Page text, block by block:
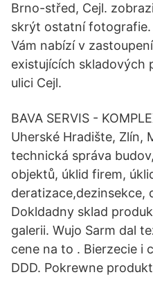
Brno-střed, Cejl.
skrýt ostatní fotografie.
Vám nabízí v
existujících skladových
ulici Cejl.
BAVA SERVIS -
Uherské Hradište, Zlín,
technická správa
objektů, úklid firem,
deratizace,dezinsekce,
Dokldadny sklad
galerii. Wujo Sarm dal
cene na to . Bierzecie i
DDD. Pokrewne